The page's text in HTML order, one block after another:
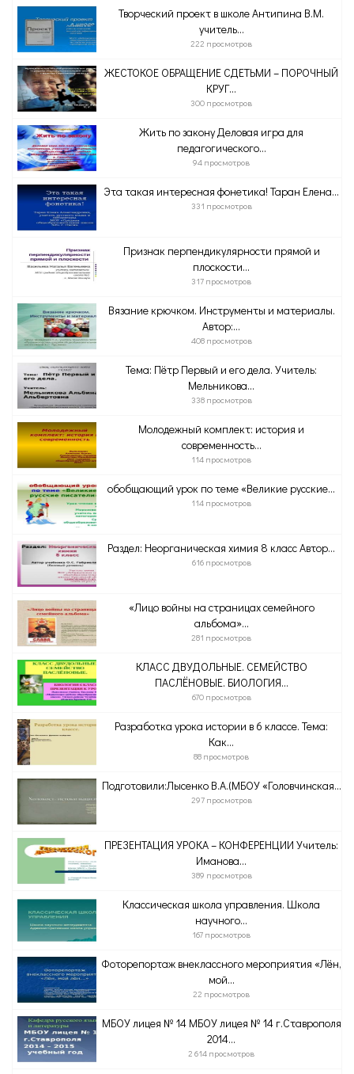
Творческий проект в школе Антипина В.М.
учитель...
222 просмотров
ЖЕСТОКОЕ ОБРАЩЕНИЕ СДЕТЬМИ – ПОРОЧНЫЙ
КРУГ...
300 просмотров
Жить по закону Деловая игра для
педагогического...
94 просмотров
Эта такая интересная фонетика! Таран Елена...
331 просмотров
Признак перпендикулярности прямой и
плоскости...
317 просмотров
Вязание крючком. Инструменты и материалы.
Автор:...
408 просмотров
Тема: Пётр Первый и его дела. Учитель:
Мельникова...
338 просмотров
Молодежный комплект: история и
современность...
114 просмотров
обобщающий урок по теме «Великие русские...
114 просмотров
Раздел: Неорганическая химия 8 класс Автор...
616 просмотров
«Лицо войны на страницах семейного
альбома»...
281 просмотров
КЛАСС ДВУДОЛЬНЫЕ. СЕМЕЙСТВО
ПАСЛЁНОВЫЕ. БИОЛОГИЯ...
670 просмотров
Разработка урока истории в 6 классе. Тема:
Как...
88 просмотров
Подготовили:Лысенко В.А.(МБОУ «Головчинская...
297 просмотров
ПРЕЗЕНТАЦИЯ УРОКА – КОНФЕРЕНЦИИ Учитель:
Иманова...
389 просмотров
Классическая школа управления. Школа
научного...
167 просмотров
Фоторепортаж внеклассного мероприятия «Лён,
мой...
22 просмотров
МБОУ лицея № 14 МБОУ лицея № 14 г.Ставрополя
2014...
2 614 просмотров